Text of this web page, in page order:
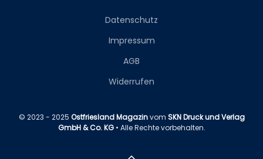
Datenschutz
Impressum
AGB
Widerrufen
© 2023 - 2025 Ostfriesland Magazinvom SKN Druck und Verlag
GmbH & Co. KG• Alle Rechte vorbehalten.